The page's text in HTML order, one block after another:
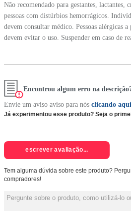
Não recomendado para gestantes, lactantes,
pessoas com distúrbios hemorrágicos.
devem consultar médico. Pessoas alérgicas
devem evitar o uso. Suspender em caso de
Encontrou algum erro na
Envie um aviso aviso para nós clicando aqui
Já experimentou esse produto? Seja o
escrever avaliação...
Tem alguma dúvida sobre este produto?
compradores!